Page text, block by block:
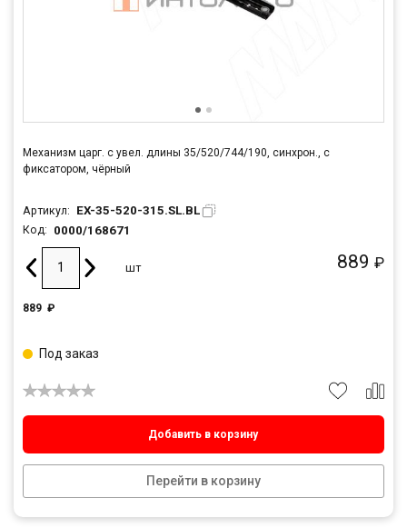
Механизм царг. с увел. длины 35/520/744/190, синхрон., с
фиксатором, чёрный
Артикул: EX-35-520-315.SL.BL
Код: 0000/168671
889 ₽
шт
889 ₽
Добавить в корзину
Перейти в корзину
Под заказ